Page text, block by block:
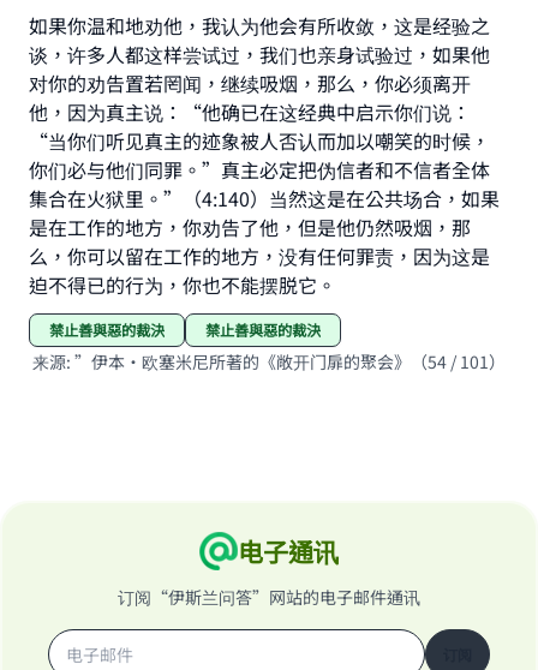
如果你温和地劝他，我认为他会有所收敛，这是经验之
谈，许多人都这样尝试过，我们也亲身试验过，如果他
对你的劝告置若罔闻，继续吸烟，那么，你必须离开
他，因为真主说：“他确已在这经典中启示你们说：
“当你们听见真主的迹象被人否认而加以嘲笑的时候，
你们必与他们同罪。”真主必定把伪信者和不信者全体
集合在火狱里。”（4:140）当然这是在公共场合，如果
是在工作的地方，你劝告了他，但是他仍然吸烟，那
么，你可以留在工作的地方，没有任何罪责，因为这是
迫不得已的行为，你也不能摆脱它。
禁止善與惡的裁決 禁止善與惡的裁決
来源: ”伊本·欧塞米尼所著的《敞开门扉的聚会》（54 / 101）
电子通讯
订阅“伊斯兰问答”网站的电子邮件通讯
Your support is crucial for our mission.
The Prophet (ﷺ) said:
"A person who leads others to doing what is
good will earn the same reward as those who
do it."
(MUSLIM, 1893)
Support IslamQA